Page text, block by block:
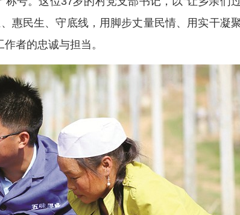
惠民生、守底线，用脚步丈量民情、用实干凝
者的忠诚与担当。